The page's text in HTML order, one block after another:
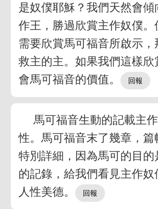
是奴僕耶穌？我們天然會傾
作王，勝過欣賞主作奴僕。
需要欣賞馬可福音所啟示，
救主的主。如果我們這樣欣
會馬可福音的價值。
馬可福音生動的記載主
性。馬可福音末了幾章，篇
特別詳細，因為馬可的目的
的記錄，給我們看見主作奴
人性美德。